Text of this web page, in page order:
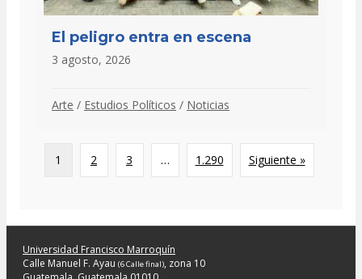
El peligro entra en escena
3 agosto, 2026
Arte / Estudios Políticos / Noticias
1 2 3 … 1.290 Siguiente »
Universidad Francisco Marroquín
Calle Manuel F. Ayau (6 Calle final), zona 10